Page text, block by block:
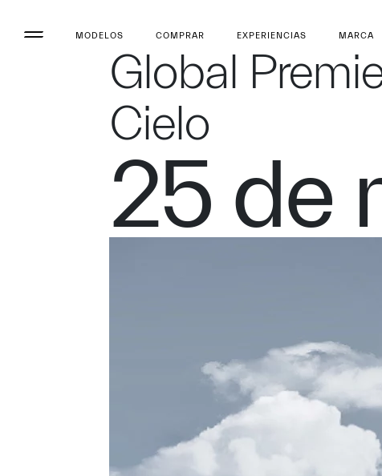
MODELOS COMPRAR EXPERIENCIAS MARCA
Global
Cielo
25 de